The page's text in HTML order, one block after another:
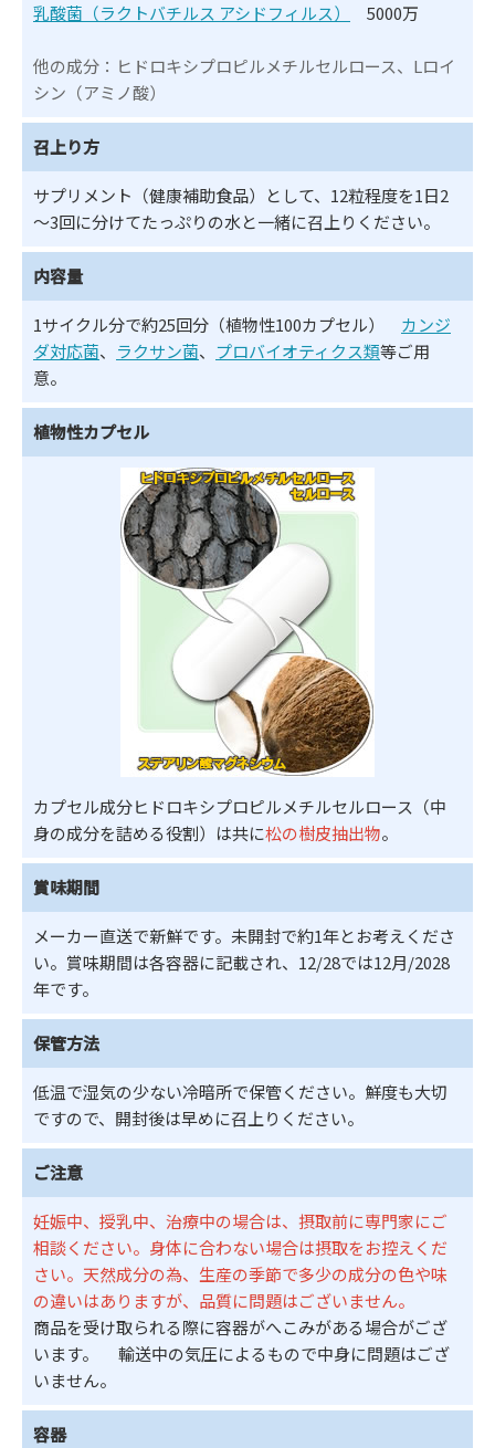
乳酸菌（ラクトバチルス アシドフィルス）
5000万
他の成分：ヒドロキシプロピルメチルセルロース、Lロイ
シン（アミノ酸）
召上り方
サプリメント（健康補助食品）として、12粒程度を1日2
～3回に分けてたっぷりの水と一緒に召上りください。
内容量
1サイクル分で約25回分（植物性100カプセル） カンジ
ダ対応菌、 ラクサン菌、 プロバイオティクス類等ご用
意。
植物性カプセル
カプセル成分ヒドロキシプロピルメチルセルロース（中
身の成分を詰める役割）は共に松の樹皮抽出物。
賞味期間
メーカー直送で新鮮です。未開封で約1年とお考えくださ
い。賞味期間は各容器に記載され、12/28では12月/2028
年です。
保管方法
低温で湿気の少ない冷暗所で保管ください。鮮度も大切
ですので、開封後は早めに召上りください。
ご注意
妊娠中、授乳中、治療中の場合は、摂取前に専門家にご
相談ください。身体に合わない場合は摂取をお控えくだ
さい。天然成分の為、生産の季節で多少の成分の色や味
の違いはありますが、品質に問題はございません。
商品を受け取られる際に容器がへこみがある場合がござ
います。 輸送中の気圧によるもので中身に問題はござ
いません。
容器